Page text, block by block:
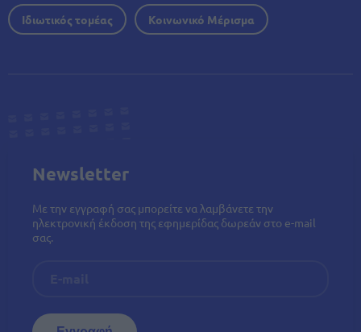
Ιδιωτικός τομέας Κοινωνικό Μέρισμα
Newsletter
Με την εγγραφή σας μπορείτε να λαμβάνετε την
ηλεκτρονική έκδοση της εφημερίδας δωρεάν στο e-mail
σας.